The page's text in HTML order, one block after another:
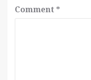
Comment *